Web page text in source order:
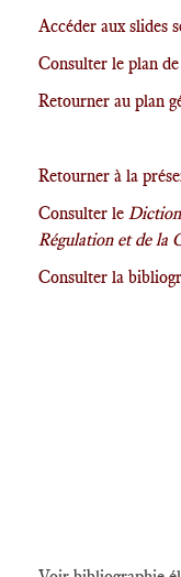
Accéder aux slides
Consulter le plan
Retourner au plan
Retourner à la
Consulter le
Régulation et de la
Consulter la